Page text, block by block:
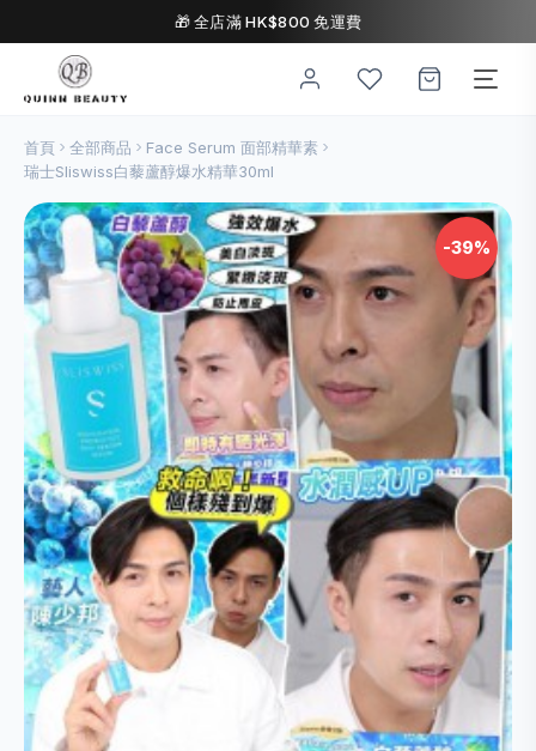
🎁 全店滿 HK$800 免運費
首頁 全部商品
Face Serum 面部精華素
瑞士Sliswiss白藜蘆醇爆水精華30ml
-39%